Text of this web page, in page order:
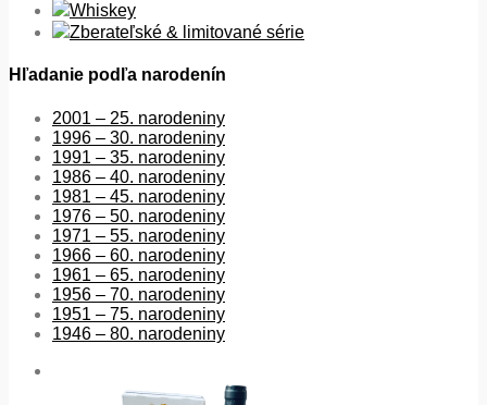
Whiskey
Zberateľské & limitované série
Hľadanie podľa narodenín
2001 – 25. narodeniny
1996 – 30. narodeniny
1991 – 35. narodeniny
1986 – 40. narodeniny
1981 – 45. narodeniny
1976 – 50. narodeniny
1971 – 55. narodeniny
1966 – 60. narodeniny
1961 – 65. narodeniny
1956 – 70. narodeniny
1951 – 75. narodeniny
1946 – 80. narodeniny